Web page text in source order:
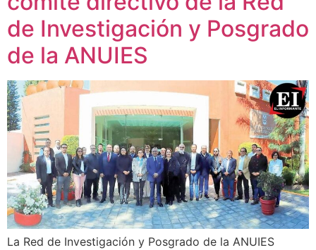
de Investigación y Posgrado
de la ANUIES
La Red de Investigación y Posgrado de la ANUIES